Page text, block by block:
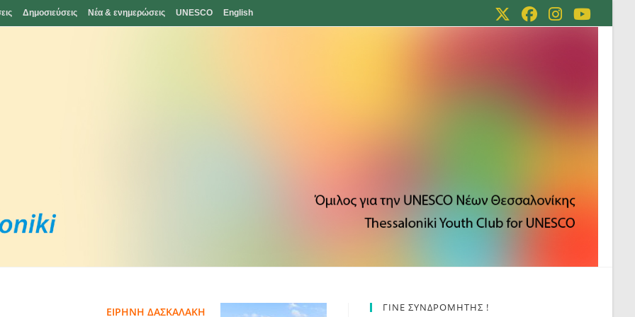
Δημοσιεύσεις Νέα & ενημερώσεις UNESCO English
ΕΙΡΗΝΗ ΔΑΣΚΑΛΑΚΗ
ΓΙΝΕ ΣΥΝΔΡΟΜΗΤΗΣ !